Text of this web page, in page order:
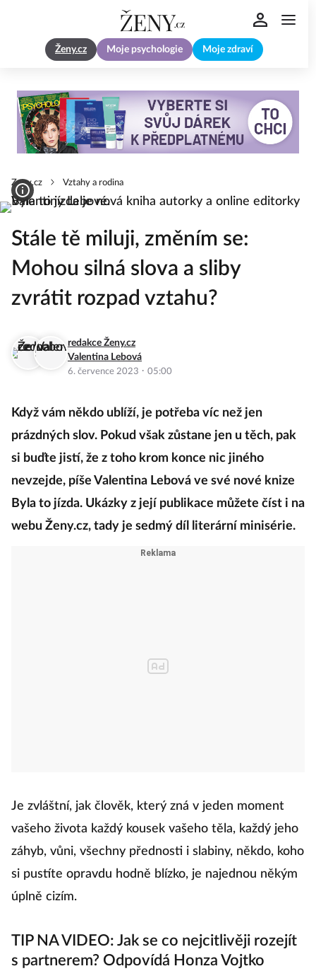
Ženy.cz Moje psychologie Moje zdraví
Zeny.cz Vztahy a rodina
Stále tě miluji, změním se:
Mohou silná slova a sliby
zvrátit rozpad vztahu?
redakce Ženy.cz
Valentina Lebová
6. července 2023 · 05:00
Když vám někdo ublíží, je potřeba víc než jen
prázdných slov. Pokud však zůstane jen u těch, pak
si buďte jistí, že z toho krom konce nic jiného
nevzejde, píše Valentina Lebová ve své nové knize
Byla to jízda. Ukázky z její publikace můžete číst i na
webu Ženy.cz, tady je sedmý díl literární minisérie.
Je zvláštní, jak člověk, který zná v jeden moment
vašeho života každý kousek vašeho těla, každý jeho
záhyb, vůni, všechny přednosti i slabiny, někdo, koho
si pustíte opravdu hodně blízko, je najednou někým
úplně cizím.
TIP NA VIDEO: Jak se co nejcitlivěji rozejít
s partnerem? Odpovídá Honza Vojtko